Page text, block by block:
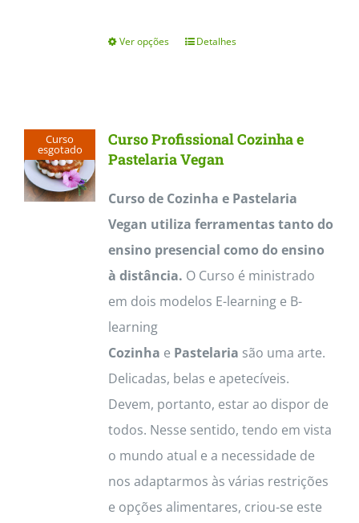
Ver opções
This
variants.
options
may
be
chosen
on
product
page
Detalhes
Curso
esgotado
Curso Profissional Cozinha e
Pastelaria Vegan
Curso de Cozinha e Pastelaria
Vegan utiliza ferramentas tanto do
ensino presencial como do ensino
à distância. O Curso é ministrado
em dois modelos E-learning e B-
learning
Cozinha e Pastelaria são uma arte.
Delicadas, belas e apetecíveis.
Devem, portanto, estar ao dispor de
todos. Nesse sentido, tendo em vista
o mundo atual e a necessidade de
nos adaptarmos às várias restrições
e opções alimentares, criou-se este